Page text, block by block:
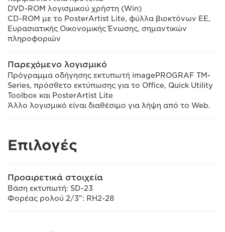
DVD-ROM λογισμικού χρήστη (Win)
CD-ROM με το PosterArtist Lite, φύλλα βιοκτόνων ΕΕ,
Ευρασιατικής Οικονομικής Ένωσης, σημαντικών
πληροφοριών
Παρεχόμενο λογισμικό
Πρόγραμμα οδήγησης εκτυπωτή imagePROGRAF TM-
Series, πρόσθετο εκτύπωσης για το Office, Quick Utility
Toolbox και PosterArtist Lite
Άλλο λογισμικό είναι διαθέσιμο για λήψη από το Web.
Επιλογές
Προαιρετικά στοιχεία
Βάση εκτυπωτή: SD-23
Φορέας ρολού 2/3": RH2-28